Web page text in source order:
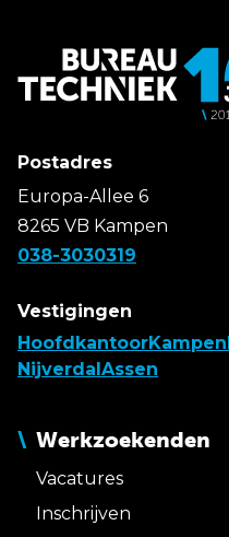
Postadres
Europa-Allee 6
8265 VB Kampen
038-3030319
Vestigingen
HoofdkantoorKampen
Nijverdal Assen
Werkzoekenden
Vacatures
Inschrijven